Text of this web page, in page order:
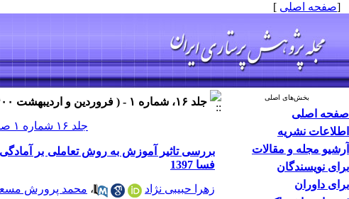
[صفحه اصلی ]
بخش‌های اصلی
صفحه اصلی
اطلاعات نشریه
آرشیو مجله و مقالات
برای نویسندگان
برای داوران
جلد ۱۶، شماره ۱ - ( فروردین و اردیبهشت ۱۴۰۰ )
جلد ۱۶ شماره ۱ صفحات ۳۸-۲۸
بررسی تاثیر آموزش به روش تعاملی بر
فسا 1397
زهرا حبیبی نژاد ، محمد پرورش